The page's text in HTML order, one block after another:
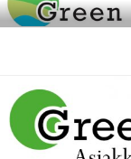
Siirry
sisältöönGREEN
20 op